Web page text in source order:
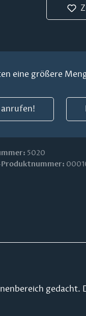
eine größere
anrufen!
5020
gedacht.